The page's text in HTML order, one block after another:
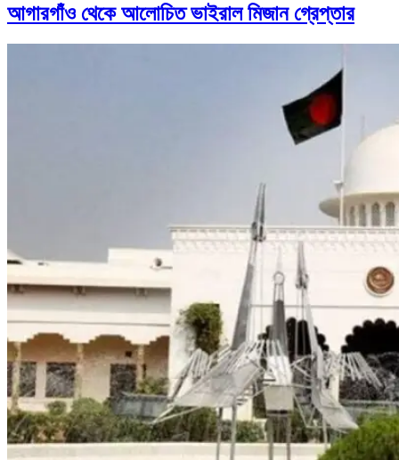
আগারগাঁও থেকে আলোচিত ভাইরাল মিজান গ্রেপ্তার